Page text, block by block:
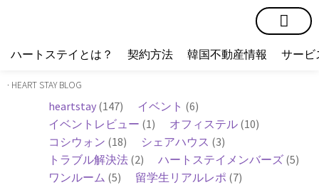
ハートステイとは？ 契約方法 韓国不動産情報 サービ
· HEART STAY BLOG
heartstay (147) イベント (6)
イベントレビュー (1) オフィステル (10)
コシウォン (18) シェアハウス (3)
トラブル解決法 (2) ハートステイメンバーズ (5)
ワンルーム (5) 留学生リアルレポ (7)